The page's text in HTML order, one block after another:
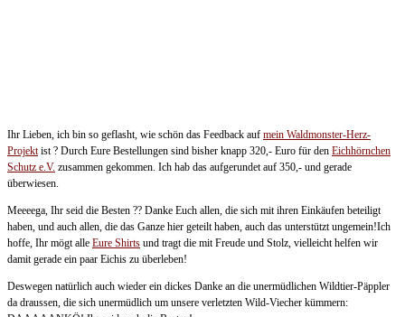
Ihr Lieben, ich bin so geflasht, wie schön das Feedback auf mein Waldmonster-Herz-
Projektist? Durch Eure Bestellungen sind bisher knapp 320,- Euro für den Eichhörnchen
Schutz e.V. zusammen gekommen. Ich hab das aufgerundet auf 350,- und gerade
überwiesen.
Meeeega, Ihr seid die Besten ?? Danke Euch allen, die sich mit ihren Einkäufen beteiligt
haben, und auch allen, die das Ganze hier geteilt haben, auch das unterstützt ungemein!Ich
hoffe, Ihr mögt alle Eure Shirts und tragt die mit Freude und Stolz, vielleicht helfen wir
damit gerade ein paar Eichis zu überleben!
Deswegen natürlich auch wieder ein dickes Danke an die unermüdlichen Wildtier-Päppler
da draussen, die sich unermüdlich um unsere verletzten Wild-Viecher kümmern: